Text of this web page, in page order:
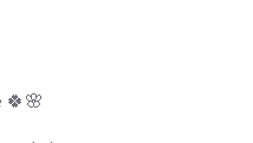
🍀🌸